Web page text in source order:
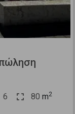
6 80 m2